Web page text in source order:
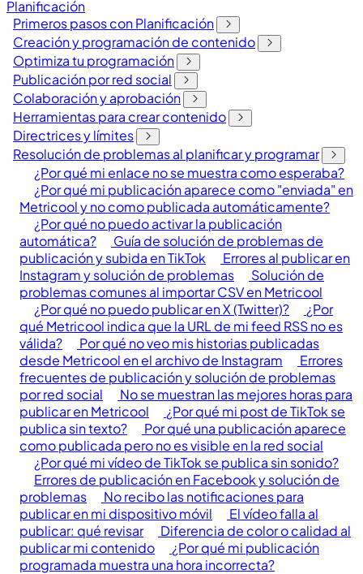
Planificación
Primeros pasos con Planificación
Creación y programación de contenido
Optimiza tu programación
Publicación por red social
Colaboración y aprobación
Herramientas para crear contenido
Directrices y límites
Resolución de problemas al planificar y programar
¿Por qué mi enlace no se muestra como esperaba?
¿Por qué mi publicación aparece como "enviada" en
Metricool y no como publicada automáticamente?
¿Por qué no puedo activar la publicación
automática?
Guía de solución de problemas de
publicación y subida en TikTok
Errores al publicar en
Instagram y solución de problemas
Solución de
problemas comunes al importar CSV en Metricool
¿Por qué no puedo publicar en X (Twitter)?
¿Por
qué Metricool indica que la URL de mi feed RSS no es
válida?
Por qué no veo mis historias publicadas
desde Metricool en el archivo de Instagram
Errores
frecuentes de publicación y solución de problemas
por red social
No se muestran las mejores horas para
publicar en Metricool
¿Por qué mi post de TikTok se
publica sin texto?
Por qué una publicación aparece
como publicada pero no es visible en la red social
¿Por qué mi vídeo de TikTok se publica sin sonido?
Errores de publicación en Facebook y solución de
problemas
No recibo las notificaciones para
publicar en mi dispositivo móvil
El vídeo falla al
publicar: qué revisar
Diferencia de color o calidad al
publicar mi contenido
¿Por qué mi publicación
programada muestra una hora incorrecta?